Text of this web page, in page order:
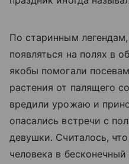
По старинным
появляться на полях в
якобы помогали
растения от палящего
вредили урожаю и
опасались встречи с
девушки. Считалось,
человека в